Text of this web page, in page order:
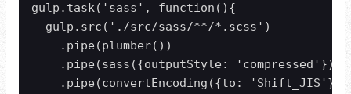
gulp.task('sass', function(){
  gulp.src('./src/sass/**/*.scss')
    .pipe(plumber())
    .pipe(sass({outputStyle: 'compressed'}))
    .pipe(convertEncoding({to: 'Shift_JIS'}))